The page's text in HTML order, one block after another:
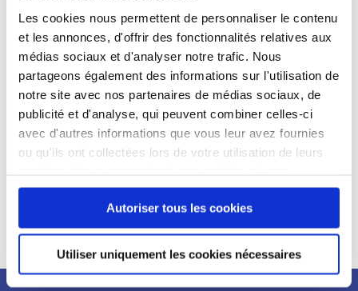
Les cookies nous permettent de personnaliser le contenu
et les annonces, d'offrir des fonctionnalités relatives aux
médias sociaux et d'analyser notre trafic. Nous
partageons également des informations sur l'utilisation de
notre site avec nos partenaires de médias sociaux, de
publicité et d'analyse, qui peuvent combiner celles-ci
avec d'autres informations que vous leur avez fournies
ou qu'ils ont collectées lors de votre utilisation de leurs
continuez à utiliser notre site Web.
Autoriser tous les cookies
Utiliser uniquement les cookies nécessaires
Qualifications et diplômes :
Profil recherché :
Expérience :
Processus
de
recrutement